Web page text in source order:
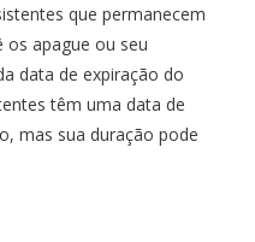
que permanecem
os apague ou seu
data de expiração do
têm uma data de
mas sua duração pode